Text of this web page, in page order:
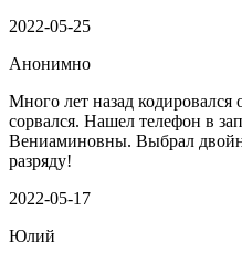
2022-05-25
Анонимно
Много лет назад
сорвался. Нашел телефон в
Вениаминовны. Выбрал
разряду!
2022-05-17
Юлий